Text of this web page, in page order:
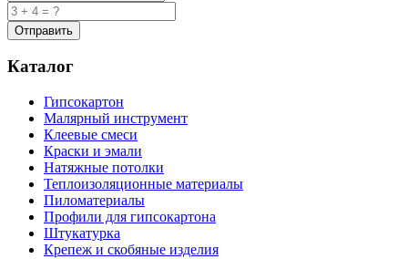
Каталог
Гипсокартон
Малярный инструмент
Клеевые смеси
Краски и эмали
Натяжные потолки
Теплоизоляционные материалы
Пиломатериалы
Профили для гипсокартона
Штукатурка
Крепеж и скобяные изделия